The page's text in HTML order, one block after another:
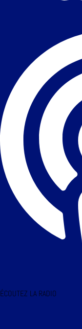
ÉCOUTEZ LA RADIO